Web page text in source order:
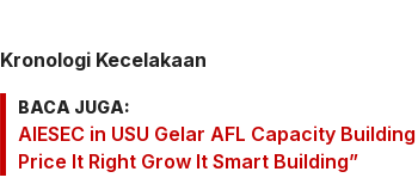
Kronologi Kecelakaan
BACA JUGA:
AIESEC in USU Gelar AFL Capacity
Price It Right Grow It Smart Building”